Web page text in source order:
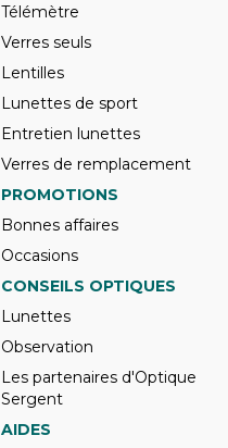
Télémètre
Verres seuls
Lentilles
Lunettes de sport
Entretien lunettes
Verres de remplacement
PROMOTIONS
Bonnes affaires
Occasions
CONSEILS OPTIQUES
Lunettes
Observation
Les partenaires d'Optique
Sergent
AIDES